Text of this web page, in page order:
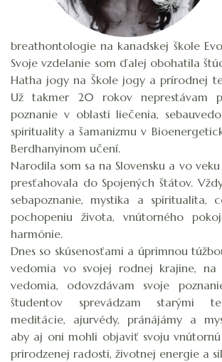
breathontologie na kanadskej škole
Svoje vzdelanie som ďalej obohatila
Hatha jogy na Škole jogy a prírodnej
Už takmer 20 rokov neprestávam
poznanie v oblasti liečenia,
spirituality a šamanizmu v
Berdhanyinom učení.
Narodila som sa na Slovensku a vo
presťahovala do Spojených štátov.
sebapoznanie, mystika a spiritualita,
pochopeniu života, vnútorného
harmónie.
Dnes so skúsenosťami a úprimnou
vedomia vo svojej rodnej krajine, na
vedomia, odovzdávam svoje
študentov sprevádzam starými
meditácie, ajurvédy, pránájámy a
aby aj oni mohli objaviť svoju
prirodzenej radosti, životnej energie a